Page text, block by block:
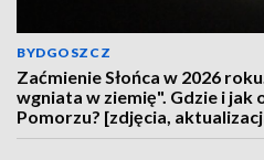
BYDGOSZCZ
Zaćmienie Słońca w 2026
wgniata w ziemię". Gdzie i jak
Pomorzu? [zdjęcia,